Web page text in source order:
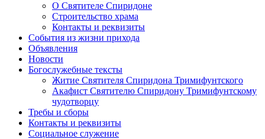
О Святителе Спиридоне
Строительство храма
Контакты и реквизиты
События из жизни прихода
Объявления
Новости
Богослужебные тексты
Житие Cвятителя Спиридона Тримифунтского
Акафист Cвятителю Спиридону Тримифунтскому
чудотворцу
Требы и сборы
Контакты и реквизиты
Социальное служение